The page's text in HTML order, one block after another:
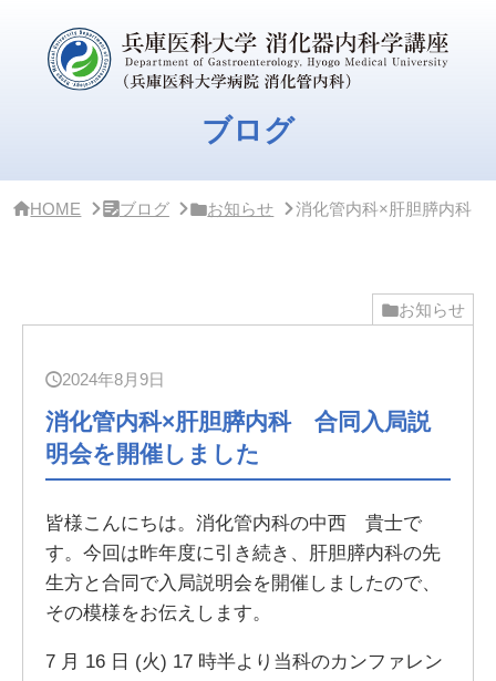
ブログ
HOME ブログ お知らせ 消化管内科×肝胆膵内科
お知らせ
2024年8月9日
消化管内科×肝胆膵内科 合同入局説
明会を開催しました
皆様こんにちは。消化管内科の中西 貴士で
す。今回は昨年度に引き続き、肝胆膵内科の先
生方と合同で入局説明会を開催しましたので、
その模様をお伝えします。
7 月 16 日 (火) 17 時半より当科のカンファレン